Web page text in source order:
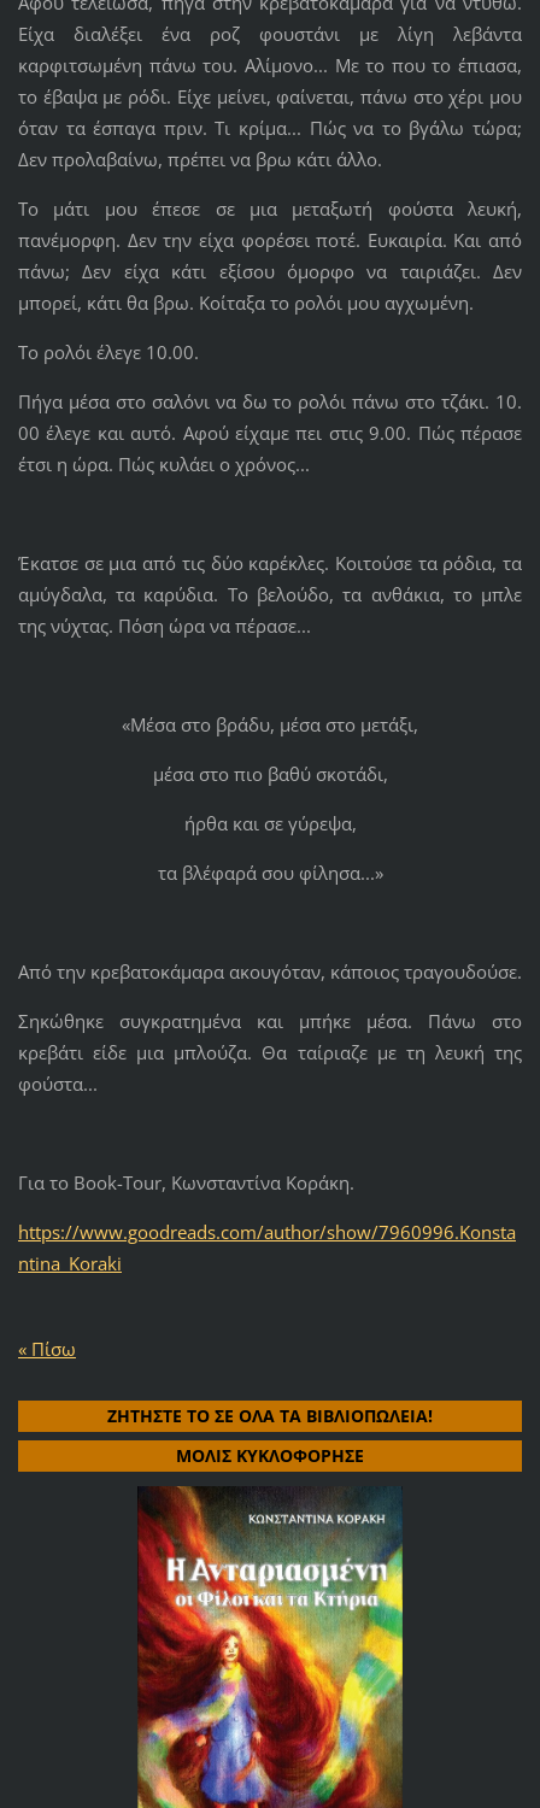
Είχα διαλέξει ένα ροζ φουστάνι με λίγη λεβάντα
καρφιτσωμένη πάνω του. Αλίμονο... Με το που το έπιασα,
το έβαψα με ρόδι. Είχε μείνει, φαίνεται, πάνω στο χέρι μου
όταν τα έσπαγα πριν. Τι κρίμα... Πώς να το βγάλω τώρα;
Δεν προλαβαίνω, πρέπει να βρω κάτι άλλο.
Το μάτι μου έπεσε σε μια μεταξωτή φούστα λευκή,
πανέμορφη. Δεν την είχα φορέσει ποτέ. Ευκαιρία. Και από
πάνω; Δεν είχα κάτι εξίσου όμορφο να ταιριάζει. Δεν
μπορεί, κάτι θα βρω. Κοίταξα το ρολόι μου αγχωμένη.
Το ρολόι έλεγε 10.00.
Πήγα μέσα στο σαλόνι να δω το ρολόι πάνω στο τζάκι. 10.
00 έλεγε και αυτό. Αφού είχαμε πει στις 9.00. Πώς πέρασε
έτσι η ώρα. Πώς κυλάει ο χρόνος...
Έκατσε σε μια από τις δύο καρέκλες. Κοιτούσε τα ρόδια, τα
αμύγδαλα, τα καρύδια. Το βελούδο, τα ανθάκια, το μπλε
της νύχτας. Πόση ώρα να πέρασε...
«Μέσα στο βράδυ, μέσα στο μετάξι,
μέσα στο πιο βαθύ σκοτάδι,
ήρθα και σε γύρεψα,
τα βλέφαρά σου φίλησα...»
Από την κρεβατοκάμαρα ακουγόταν, κάποιος τραγουδούσε.
Σηκώθηκε συγκρατημένα και μπήκε μέσα. Πάνω στο
κρεβάτι είδε μια μπλούζα. Θα ταίριαζε με τη λευκή της
φούστα...
Για το Book-Tour, Κωνσταντίνα Κοράκη.
https://www.goodreads.com/author/show/7960996.Konsta
ntina_Koraki
« Πίσω
ΖΗΤΗΣΤΕ ΤΟ ΣΕ ΟΛΑ ΤΑ ΒΙΒΛΙΟΠΩΛΕΙΑ!
ΜΟΛΙΣ ΚΥΚΛΟΦΟΡΗΣΕ